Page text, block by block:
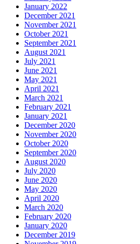
January 2022
December 2021
November 2021
October 2021
September 2021
August 2021
July 2021
June 2021
May 2021
April 2021
March 2021
February 2021
January 2021
December 2020
November 2020
October 2020
September 2020
August 2020
July 2020
June 2020
May 2020
April 2020
March 2020
February 2020
January 2020
December 2019